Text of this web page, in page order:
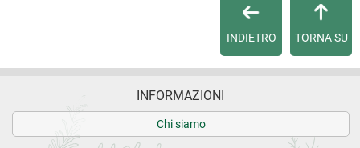
TORNA SU
INDIETRO
INFORMAZIONI
Chi siamo